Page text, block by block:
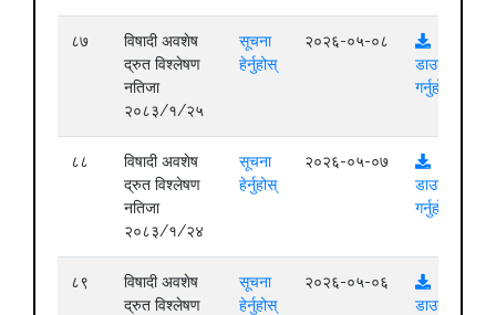
८७
विषादी अवशेष
द्रुत विश्लेषण
नतिजा
२०८३/१/२५
सूचना
हेर्नुहोस्
२०२६-०५-०८
डाउनलोड
गर्नुहोस्
८८
विषादी अवशेष
द्रुत विश्लेषण
नतिजा
२०८३/१/२४
सूचना
हेर्नुहोस्
२०२६-०५-०७
डाउनलोड
गर्नुहोस्
८९
विषादी अवशेष
द्रुत विश्लेषण
सूचना
हेर्नुहोस्
२०२६-०५-०६
डाउनलोड